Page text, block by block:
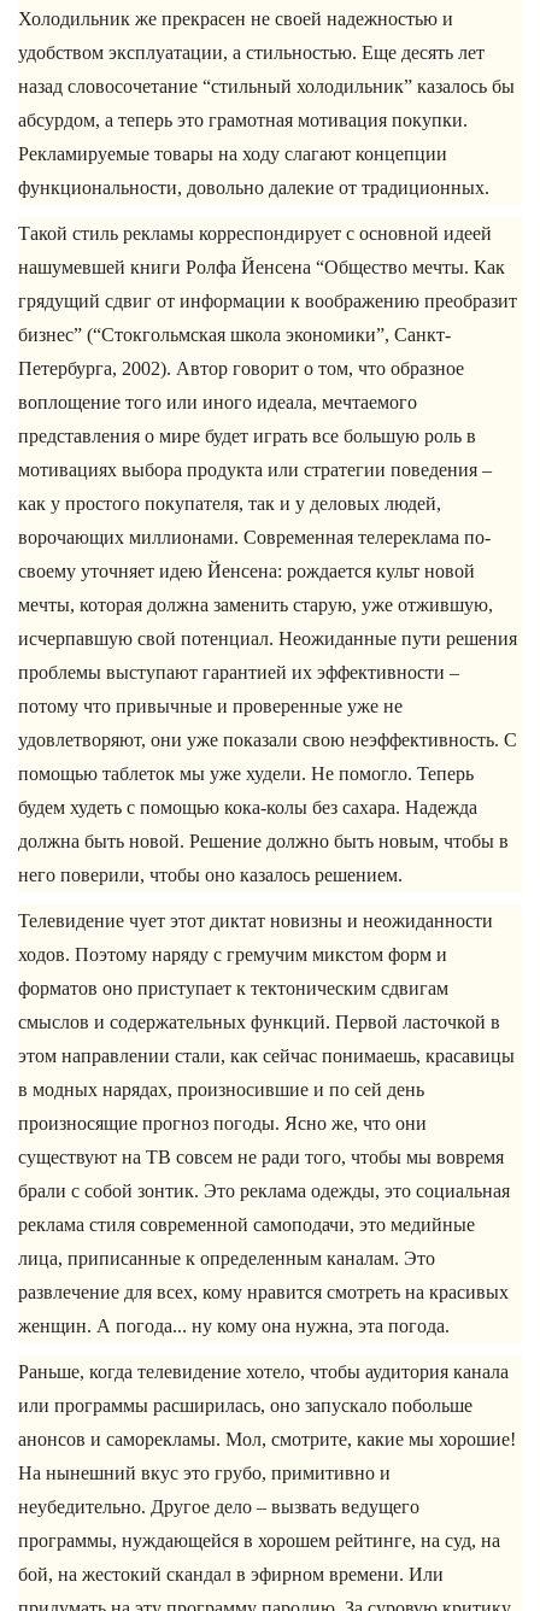
Холодильник же прекрасен не своей надежностью и
удобством эксплуатации, а стильностью. Еще десять лет
назад словосочетание “стильный холодильник” казалось бы
абсурдом, а теперь это грамотная мотивация покупки.
Рекламируемые товары на ходу слагают концепции
функциональности, довольно далекие от традиционных.
Такой стиль рекламы корреспондирует с основной идеей
нашумевшей книги Ролфа Йенсена “Общество мечты. Как
грядущий сдвиг от информации к воображению преобразит
бизнес” (“Стокгольмская школа экономики”, Санкт-
Петербурга, 2002). Автор говорит о том, что образное
воплощение того или иного идеала, мечтаемого
представления о мире будет играть все большую роль в
мотивациях выбора продукта или стратегии поведения –
как у простого покупателя, так и у деловых людей,
ворочающих миллионами. Современная телереклама по-
своему уточняет идею Йенсена: рождается культ новой
мечты, которая должна заменить старую, уже отжившую,
исчерпавшую свой потенциал. Неожиданные пути решения
проблемы выступают гарантией их эффективности –
потому что привычные и проверенные уже не
удовлетворяют, они уже показали свою неэффективность. С
помощью таблеток мы уже худели. Не помогло. Теперь
будем худеть с помощью кока-колы без сахара. Надежда
должна быть новой. Решение должно быть новым, чтобы в
него поверили, чтобы оно казалось решением.
Телевидение чует этот диктат новизны и неожиданности
ходов. Поэтому наряду с гремучим микстом форм и
форматов оно приступает к тектоническим сдвигам
смыслов и содержательных функций. Первой ласточкой в
этом направлении стали, как сейчас понимаешь, красавицы
в модных нарядах, произносившие и по сей день
произносящие прогноз погоды. Ясно же, что они
существуют на ТВ совсем не ради того, чтобы мы вовремя
брали с собой зонтик. Это реклама одежды, это социальная
реклама стиля современной самоподачи, это медийные
лица, приписанные к определенным каналам. Это
развлечение для всех, кому нравится смотреть на красивых
женщин. А погода... ну кому она нужна, эта погода.
Раньше, когда телевидение хотело, чтобы аудитория канала
или программы расширилась, оно запускало побольше
анонсов и саморекламы. Мол, смотрите, какие мы хорошие!
На нынешний вкус это грубо, примитивно и
неубедительно. Другое дело – вызвать ведущего
программы, нуждающейся в хорошем рейтинге, на суд, на
бой, на жестокий скандал в эфирном времени. Или